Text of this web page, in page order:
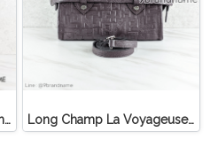
Christian Dior Seddle Pouch Accessory Hand Bag Long Champ La Voyageuse Bag Leather